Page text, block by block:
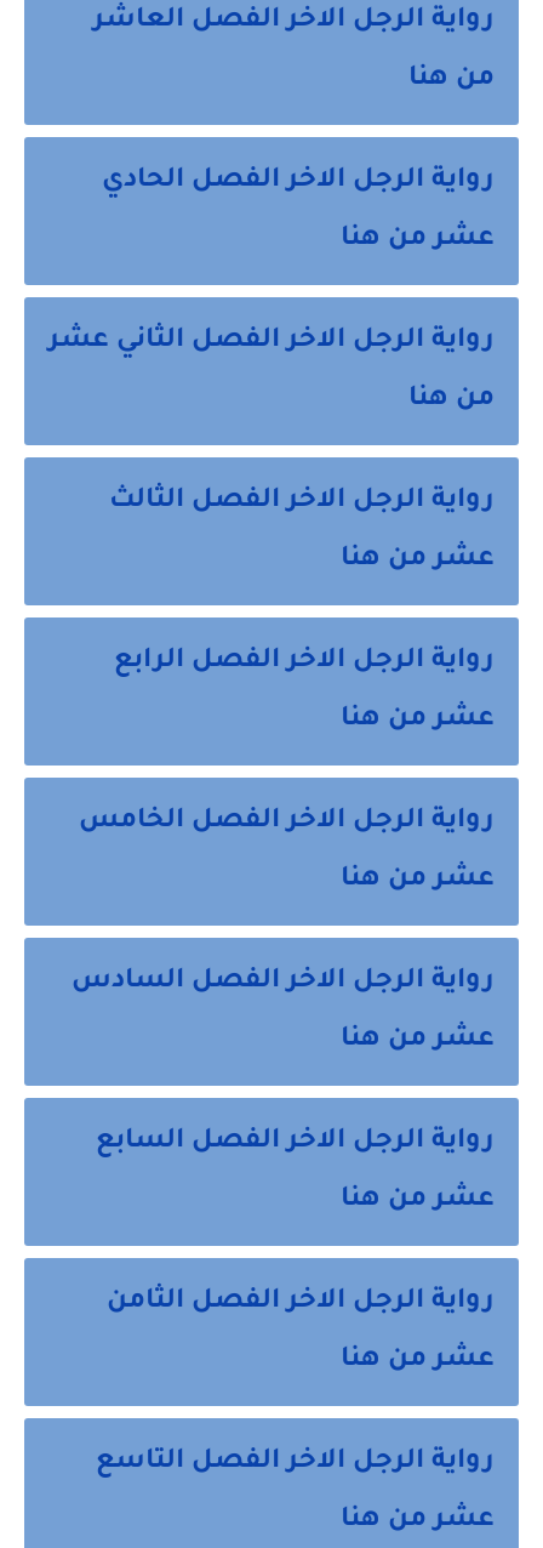
رواية الرجل الاخر الفصل العاشر
من هنا
رواية الرجل الاخر الفصل الحادي
عشر من هنا
رواية الرجل الاخر الفصل الثاني عشر
من هنا
رواية الرجل الاخر الفصل الثالث
عشر من هنا
رواية الرجل الاخر الفصل الرابع
عشر من هنا
رواية الرجل الاخر الفصل الخامس
عشر من هنا
رواية الرجل الاخر الفصل السادس
عشر من هنا
رواية الرجل الاخر الفصل السابع
عشر من هنا
رواية الرجل الاخر الفصل الثامن
عشر من هنا
رواية الرجل الاخر الفصل التاسع
عشر من هنا